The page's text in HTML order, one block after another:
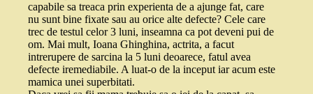
capabile sa treaca prin experienta de a ajunge fat, care
nu sunt bine fixate sau au orice alte defecte? Cele care
trec de testul celor 3 luni, inseamna ca pot deveni pui de
om. Mai mult, Ioana Ghinghina, actrita, a facut
intrerupere de sarcina la 5 luni deoarece, fatul avea
defecte iremediabile. A luat-o de la inceput iar acum este
mamica unei superbitati.